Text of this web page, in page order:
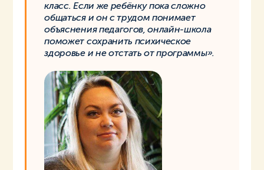
класс. Если же ребёнку пока сложно
общаться и он с трудом понимает
объяснения педагогов, онлайн-школа
поможет сохранить психическое
здоровье и не отстать от программы».